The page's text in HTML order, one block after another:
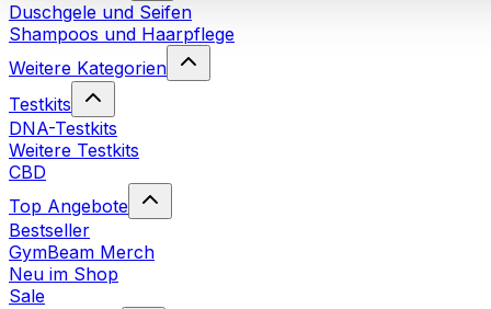
Duschgele und Seifen
Shampoos und Haarpflege
Weitere Kategorien
Testkits
DNA-Testkits
Weitere Testkits
CBD
Top Angebote
Bestseller
GymBeam Merch
Neu im Shop
Sale